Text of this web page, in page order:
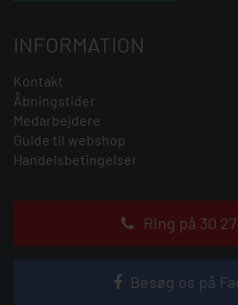
INFORMATION
Kontakt
Åbningstider
Medarbejdere
Guide til webshop
Handelsbetingelser
Ring på 30
Besøg os på